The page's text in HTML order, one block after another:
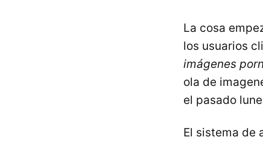
La cosa
los usuarios
imágenes
ola de
el pasado
El sistema de